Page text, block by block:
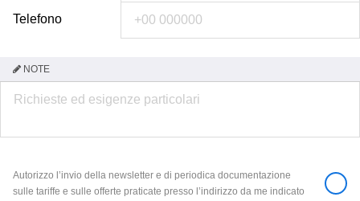
Telefono
NOTE
Autorizzo l’invio della newsletter e di periodica documentazione
sulle tariffe e sulle offerte praticate presso l’indirizzo da me indicato